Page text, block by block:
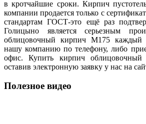
в кротчайшие сроки. Кирпич
компании продается только с
стандартам ГОСТ-это ещё раз
Голицыно является серьезным
облицовочный кирпич М175 каждый
нашу компанию по телефону, либо
офис. Купить кирпич
оставив электронную заявку у нас на
Полезное видео